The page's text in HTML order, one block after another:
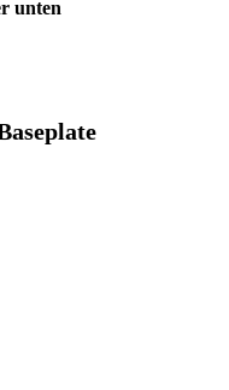
unten